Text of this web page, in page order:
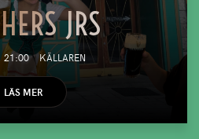
JRS
21:00 KÄLLAREN
LÄS MER